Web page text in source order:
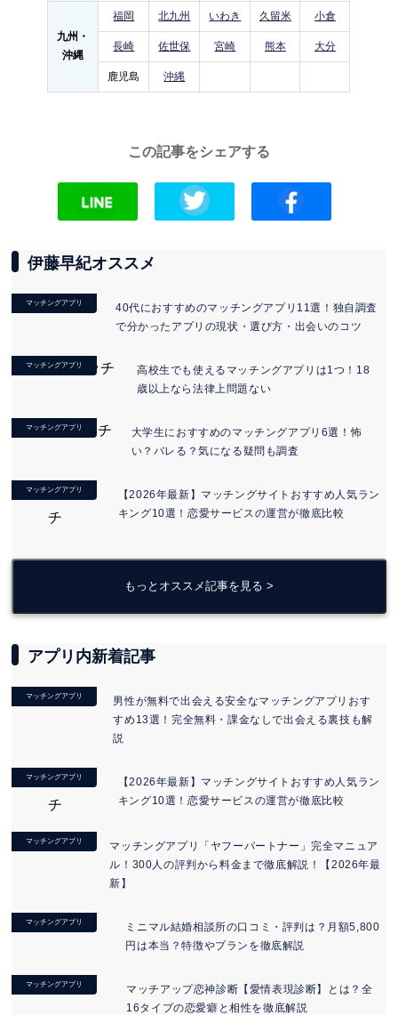
九州・
沖縄
福岡 北九州 いわき 久留米 小倉
長崎 佐世保 宮崎 熊本 大分
鹿児島 沖縄
この記事をシェアする
伊藤早紀オススメ
マッチングアプリ
40代におすすめのマッチングアプリ11選！独自調査
で分かったアプリの現状・選び方・出会いのコツ
マッチングアプリ
高校生でも使えるマッチングアプリは1つ！18
歳以上なら法律上問題ない
マッチングアプリ
大学生におすすめのマッチングアプリ6選！怖
い？バレる？気になる疑問も調査
マッチングアプリ
【2026年最新】マッチングサイトおすすめ人気ラン
キング10選！恋愛サービスの運営が徹底比較
もっとオススメ記事を見る >
アプリ内新着記事
マッチングアプリ
男性が無料で出会える安全なマッチングアプリおす
すめ13選！完全無料・課金なしで出会える裏技も解
説
マッチングアプリ
【2026年最新】マッチングサイトおすすめ人気ラン
キング10選！恋愛サービスの運営が徹底比較
マッチングアプリ
マッチングアプリ「ヤフーパートナー」完全マニュア
ル！300人の評判から料金まで徹底解説！【2026年最
新】
マッチングアプリ
ミニマル結婚相談所の口コミ・評判は？月額5,800
円は本当？特徴やプランを徹底解説
マッチングアプリ
マッチアップ恋神診断【愛情表現診断】とは？全
16タイプの恋愛癖と相性を徹底解説